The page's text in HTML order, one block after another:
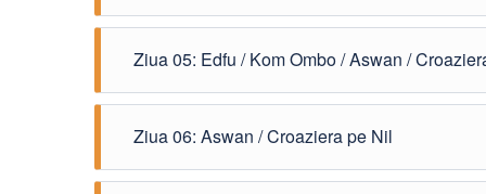
Ziua 05: Edfu / Kom Ombo / Aswan /
Ziua 06: Aswan / Croaziera pe Nil